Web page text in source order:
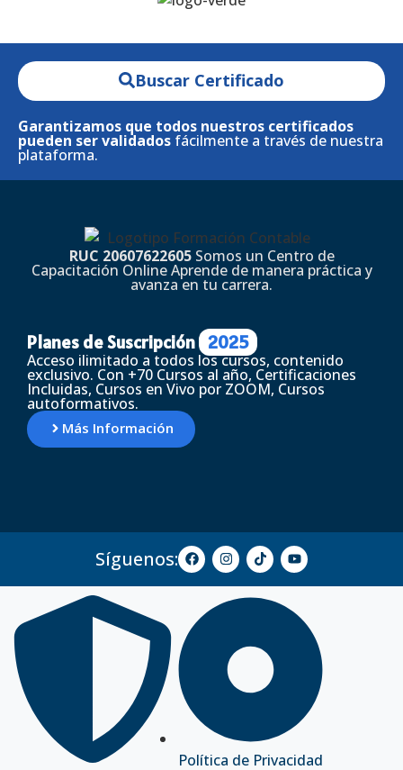
Buscar Certificado
Garantizamos que todos nuestros certificados
pueden ser validados fácilmente a través de nuestra
plataforma.
RUC 20607622605 Somos un Centro de
Capacitación Online Aprende de manera práctica y
avanza en tu carrera.
Planes de Suscripción 2025
Acceso ilimitado a todos los cursos, contenido
exclusivo. Con +70 Cursos al año, Certificaciones
Incluidas, Cursos en Vivo por ZOOM, Cursos
autoformativos.
Más Información
Síguenos:
Política de Privacidad